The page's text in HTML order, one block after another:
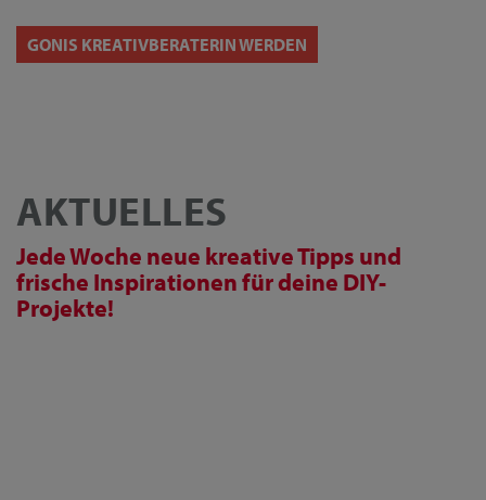
GONIS KREATIVBERATERIN WERDEN
AKTUELLES
Jede Woche neue kreative Tipps und
frische Inspirationen für deine DIY-
Projekte!